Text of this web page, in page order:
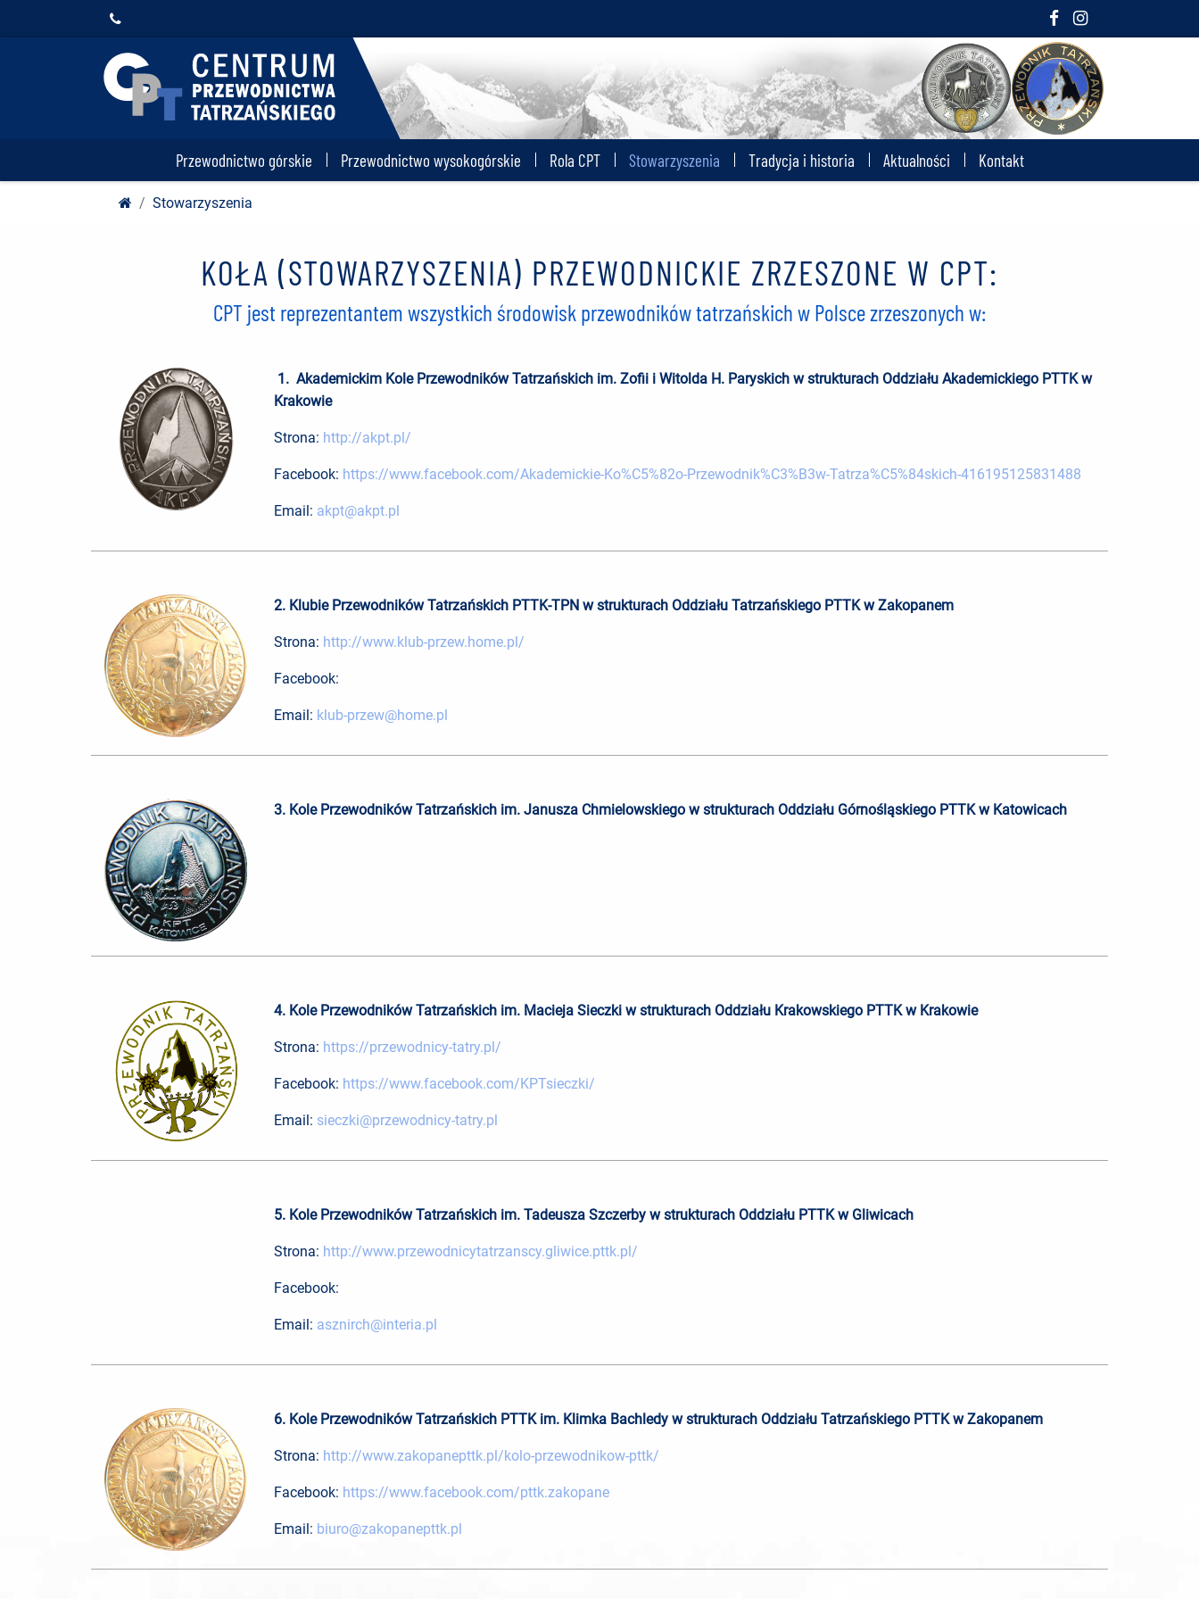
Przewodnictwo górskie Przewodnictwo wysokogórskie Rola CPT Stowarzyszenia Tradycja i historia Aktualności Kontakt
Stowarzyszenia
KOŁA (STOWARZYSZENIA) PRZEWODNICKIE ZRZESZONE W CPT:
CPT jest reprezentantem wszystkich środowisk przewodników tatrzańskich w Polsce zrzeszonych w:
1. Akademickim Kole Przewodników Tatrzańskich im. Zofii i Witolda H. Paryskich w strukturach Oddziału Akademickiego PTTK w
Krakowie
Strona: http://akpt.pl/
Facebook: https://www.facebook.com/Akademickie-Ko%C5%82o-Przewodnik%C3%B3w-Tatrza%C5%84skich-416195125831488
Email: akpt@akpt.pl
2. Klubie Przewodników Tatrzańskich PTTK-TPN w strukturach Oddziału Tatrzańskiego PTTK w Zakopanem
Strona: http://www.klub-przew.home.pl/
Facebook:
Email: klub-przew@home.pl
3. Kole Przewodników Tatrzańskich im. Janusza Chmielowskiego w strukturach Oddziału Górnośląskiego PTTK w Katowicach
4. Kole Przewodników Tatrzańskich im. Macieja Sieczki w strukturach Oddziału Krakowskiego PTTK w Krakowie
Strona: https://przewodnicy-tatry.pl/
Facebook: https://www.facebook.com/KPTsieczki/
Email: sieczki@przewodnicy-tatry.pl
5. Kole Przewodników Tatrzańskich im. Tadeusza Szczerby w strukturach Oddziału PTTK w Gliwicach
Strona: http://www.przewodnicytatrzanscy.gliwice.pttk.pl/
Facebook:
Email: asznirch@interia.pl
6. Kole Przewodników Tatrzańskich PTTK im. Klimka Bachledy w strukturach Oddziału Tatrzańskiego PTTK w Zakopanem
Strona: http://www.zakopanepttk.pl/kolo-przewodnikow-pttk/
Facebook: https://www.facebook.com/pttk.zakopane
Email: biuro@zakopanepttk.pl